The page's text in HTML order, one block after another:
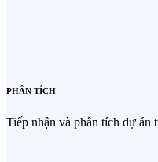
PHÂN TÍCH
Tiếp nhận và phân tích dự án